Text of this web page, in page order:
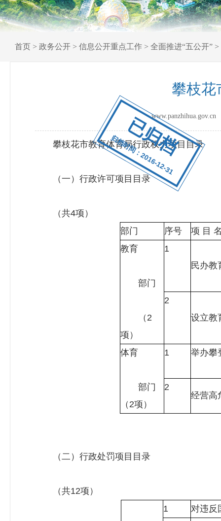
已归档
归档时间：2016-12-31
首页 > 政务公开 > 信息公开重点工作 > 全面推进“五公开” >
攀枝花
攀枝花市教育体育局行政权力项目目录
（一）行政许可项目目录
（共4项）
部门
序号
项 目
教育
部门
（2
项）
1
民办教
2
设立教
体育
部门
（2项）
1 举办攀
2
经营高
（二）行政处罚项目目录
（共12项）
1 对违反